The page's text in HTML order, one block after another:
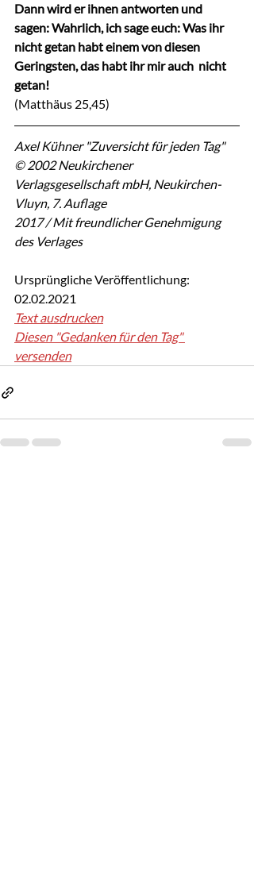
Dann wird er ihnen antworten und
sagen: Wahrlich, ich sage euch: Was ihr
nicht getan habt einem von diesen
Geringsten, das habt ihr mir auch  nicht
getan!
(Matthäus 25,45)
Axel Kühner "Zuversicht für jeden Tag"
© 2002 Neukirchener
Verlagsgesellschaft mbH, Neukirchen-
Vluyn, 7. Auflage
2017 / Mit freundlicher Genehmigung
des Verlages
Ursprüngliche Veröffentlichung:
02.02.2021
Text ausdrucken
Diesen "Gedanken für den Tag"
versenden